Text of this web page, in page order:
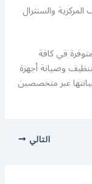
والسنترال
متوفرة في كافة
وصيانة أجهزة
عبر متخصصين
التالي